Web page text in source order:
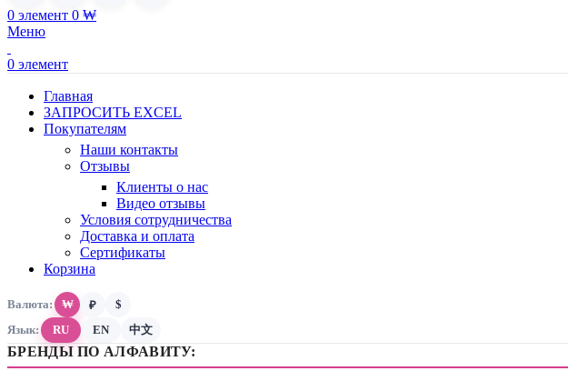
0 элемент 0 ₩
Меню
0 элемент
Главная
ЗАПРОСИТЬ EXCEL
Покупателям
Наши контакты
Отзывы
Клиенты о нас
Видео отзывы
Условия сотрудничества
Доставка и оплата
Сертификаты
Корзина
Валюта: ₩ ₽
$
Язык:
RU EN 中文